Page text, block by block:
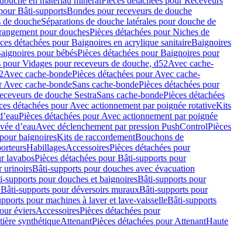
Bâti-supportsBondes pour receveurs de douche
de doucheSéparations de douche latérales pour douche de
pour douchesPièces détachées pour Niches de
détachées pour Baignoires en acrylique sanitaireBaignoires
pour bébésPièces détachées pour Baignoires pour
pour Vidages pour receveurs de douche, d52Avec cache-
Avec cache-bondePièces détachées pour Avec cache-
Avec cache-bondeSans cache-bondePièces détachées pour
de douche SestraSans cache-bondePièces détachées
détachées pour Avec actionnement par poignée rotativeKits
Pièces détachées pour Avec actionnement par poignée
d’eauAvec déclenchement par pression PushControlPièces
baignoiresKits de raccordementBouchons de
HabillagesAccessoiresPièces détachées pour
lavabosPièces détachées pour Bâti-supports pour
urinoirsBâti-supports pour douches avec évacuation
supports pour douches et baignoiresBâti-supports pour
supports pour déversoirs murauxBâti-supports pour
pour machines à laver et lave-vaisselleBâti-supports
éviersAccessoiresPièces détachées pour
synthétiqueAttenantPièces détachées pour AttenantHaute